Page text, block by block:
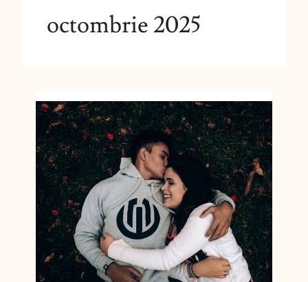
octombrie 2025